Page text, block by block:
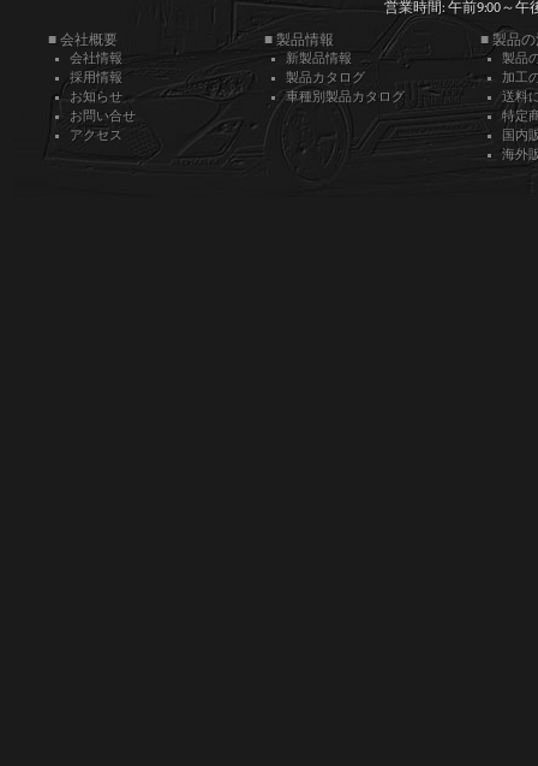
営業時間: 午前9:00～午
■ 会社概要
会社情報
採用情報
お知らせ
お問い合せ
アクセス
■ 製品情報
新製品情報
製品カタログ
車種別製品カタログ
■ 製品
製品
加工
送料
特定
国内
海外